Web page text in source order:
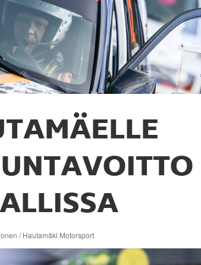
/ Hautamäki Motorsport